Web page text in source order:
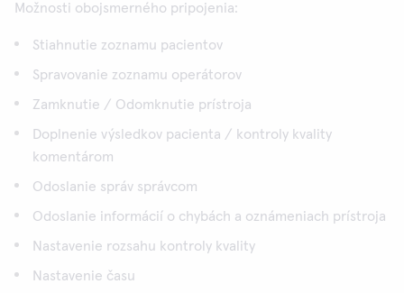
Možnosti obojsmerného pripojenia:
Stiahnutie zoznamu pacientov
Spravovanie zoznamu operátorov
Zamknutie / Odomknutie prístroja
Doplnenie výsledkov pacienta / kontroly kvality
komentárom
Odoslanie správ správcom
Odoslanie informácií o chybách a oznámeniach prístroja
Nastavenie rozsahu kontroly kvality
Nastavenie času